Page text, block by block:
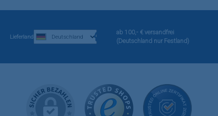
Lieferland
ab 100,- € versandfrei
(Deutschland nur Festland)